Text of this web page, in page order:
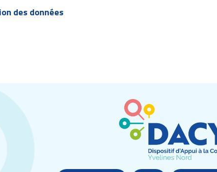
des données